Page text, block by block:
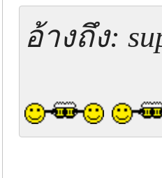
อ้างถึง: